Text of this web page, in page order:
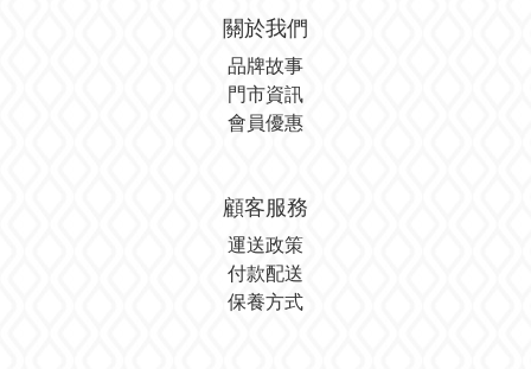
關於我們
品牌故事
門市資訊
會員優惠
顧客服務
運送政策
付款配送
保養方式